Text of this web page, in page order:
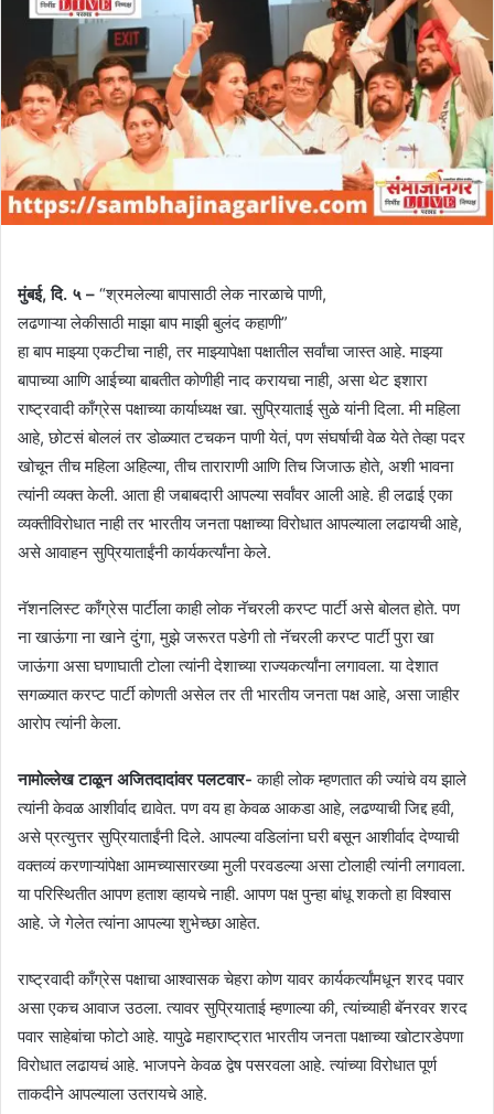
मुंबई, दि. ५ – “श्रमलेल्या बापासाठी लेक नारळाचे पाणी,
लढणाऱ्या लेकीसाठी माझा बाप माझी बुलंद कहाणी”
हा बाप माझ्या एकटीचा नाही, तर माझ्यापेक्षा पक्षातील सर्वांचा जास्त आहे. माझ्या
बापाच्या आणि आईच्या बाबतीत कोणीही नाद करायचा नाही, असा थेट इशारा
राष्ट्रवादी काँग्रेस पक्षाच्या कार्याध्यक्ष खा. सुप्रियाताई सुळे यांनी दिला. मी महिला
आहे, छोटसं बोललं तर डोळ्यात टचकन पाणी येतं, पण संघर्षाची वेळ येते तेव्हा पदर
खोचून तीच महिला अहिल्या, तीच ताराराणी आणि तिच जिजाऊ होते, अशी भावना
त्यांनी व्यक्त केली. आता ही जबाबदारी आपल्या सर्वांवर आली आहे. ही लढाई एका
व्यक्तीविरोधात नाही तर भारतीय जनता पक्षाच्या विरोधात आपल्याला लढायची आहे,
असे आवाहन सुप्रियाताईंनी कार्यकर्त्यांना केले.
नॅशनलिस्ट काँग्रेस पार्टीला काही लोक नॅचरली करप्ट पार्टी असे बोलत होते. पण
ना खाऊंगा ना खाने दुंगा, मुझे जरूरत पडेगी तो नॅचरली करप्ट पार्टी पुरा खा
जाऊंगा असा घणाघाती टोला त्यांनी देशाच्या राज्यकर्त्यांना लगावला. या देशात
सगळ्यात करप्ट पार्टी कोणती असेल तर ती भारतीय जनता पक्ष आहे, असा जाहीर
आरोप त्यांनी केला.
नामोल्लेख टाळून अजितदादांवर पलटवार- काही लोक म्हणतात की ज्यांचे वय झाले
त्यांनी केवळ आशीर्वाद द्यावेत. पण वय हा केवळ आकडा आहे, लढण्याची जिद्द हवी,
असे प्रत्युत्तर सुप्रियाताईंनी दिले. आपल्या वडिलांना घरी बसून आशीर्वाद देण्याची
वक्तव्यं करणाऱ्यांपेक्षा आमच्यासारख्या मुली परवडल्या असा टोलाही त्यांनी लगावला.
या परिस्थितीत आपण हताश व्हायचे नाही. आपण पक्ष पुन्हा बांधू शकतो हा विश्वास
आहे. जे गेलेत त्यांना आपल्या शुभेच्छा आहेत.
राष्ट्रवादी काँग्रेस पक्षाचा आश्वासक चेहरा कोण यावर कार्यकर्त्यांमधून शरद पवार
असा एकच आवाज उठला. त्यावर सुप्रियाताई म्हणाल्या की, त्यांच्याही बॅनरवर शरद
पवार साहेबांचा फोटो आहे. यापुढे महाराष्ट्रात भारतीय जनता पक्षाच्या खोटारडेपणा
विरोधात लढायचं आहे. भाजपने केवळ द्वेष पसरवला आहे. त्यांच्या विरोधात पूर्ण
ताकदीने आपल्याला उतरायचे आहे.